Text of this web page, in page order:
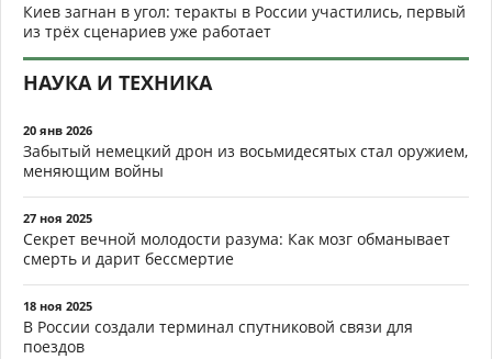
Киев загнан в угол: теракты в России участились, первый
из трёх сценариев уже работает
НАУКА И ТЕХНИКА
20 янв 2026
Забытый немецкий дрон из восьмидесятых стал оружием,
меняющим войны
27 ноя 2025
Секрет вечной молодости разума: Как мозг обманывает
смерть и дарит бессмертие
18 ноя 2025
В России создали терминал спутниковой связи для
поездов